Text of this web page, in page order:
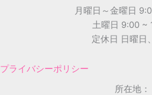
月曜日～金曜日
土曜日 9:00 ~
定休日 日曜日
プライバシーポリシー
所在地：